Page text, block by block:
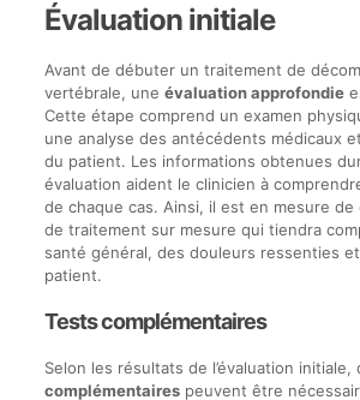
Évaluation initiale
Avant de débuter un traitement de
vertébrale, une évaluation approfondie
Cette étape comprend un examen
une analyse des antécédents médicaux
du patient. Les informations obtenues
évaluation aident le clinicien à
de chaque cas. Ainsi, il est en mesure de
de traitement sur mesure qui tiendra
santé général, des douleurs ressenties
patient.
Tests complémentaires
Selon les résultats de l’évaluation initiale,
complémentairespeuvent être